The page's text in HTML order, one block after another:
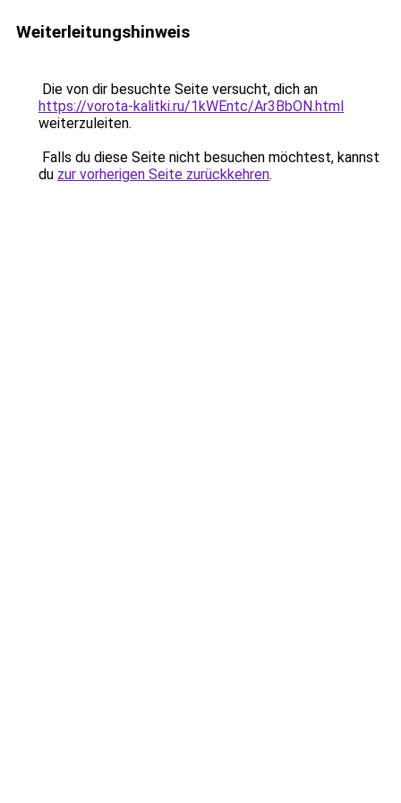
Weiterleitungshinweis
Die von dir besuchte Seite versucht, dich an
https://vorota-kalitki.ru/1kWEntc/Ar3BbON.html
weiterzuleiten.
Falls du diese Seite nicht besuchen möchtest, kannst
du zur vorherigen Seite zurückkehren.